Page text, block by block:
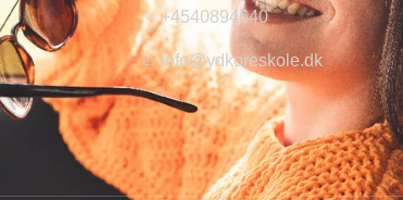
+4540894640
info@ydkoreskole.dk